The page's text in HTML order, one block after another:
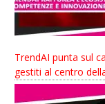
TrendAI punta sul
gestiti al centro